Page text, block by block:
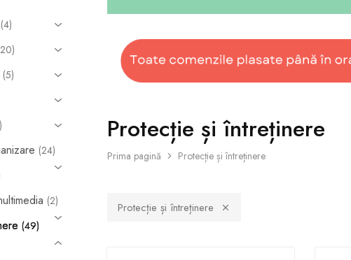
Protecție și întreținere
Prima pagină Protecție și întreținere
Protecție și întreținere
4
20
5
24
2
49